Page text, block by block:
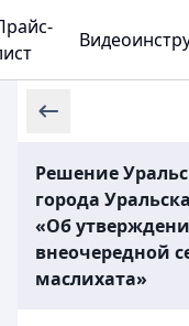
Решение
города
«Об
внеочередной
маслихата»